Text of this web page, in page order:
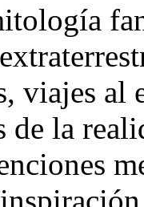
viajes al
de la